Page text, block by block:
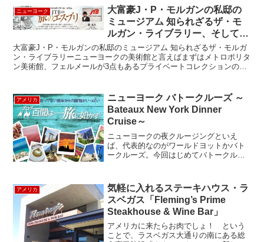
とても華やかな世界的パフォーマンス集
団「シルク・ドゥ・...
ニューヨーク
大富豪J・P・モルガンの私邸の
ミュージアム 知られざるザ・モ
ルガン・ライブラリー、そしてジ
キル島での秘密会議とは？
大富豪J・P・モルガンの私邸のミュージアム 知られざるザ・モルガ
ン・ライブラリーニューヨークの美術館と言えばまずはメトロポリタ
ン美術館、フェルメールが3点もあるプライベートコレクションのフ
アメリカ
ニューヨーク バトークルーズ ～
Bateaux New York Dinner
Cruise～
ニューヨークの夜クルージングといえ
ば、代表的なのがワールドヨットかバト
ークルーズ。今回はじめてバトークルー
の大きなつくりは、雨さえも余興に変え
てしまうので不思議。船内は...
アメリカ
気軽に入れるステーキハウス・ラ
スベガス「Fleming’s Prime
Steakhouse & Wine Bar」
アメリカに来たらお肉でしょ！ という
ことで、ラスベガス大通りの南にある総